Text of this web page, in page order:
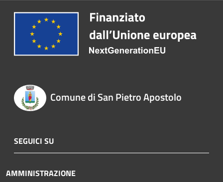
Comune di San Pietro Apostolo
SEGUICI SU
AMMINISTRAZIONE